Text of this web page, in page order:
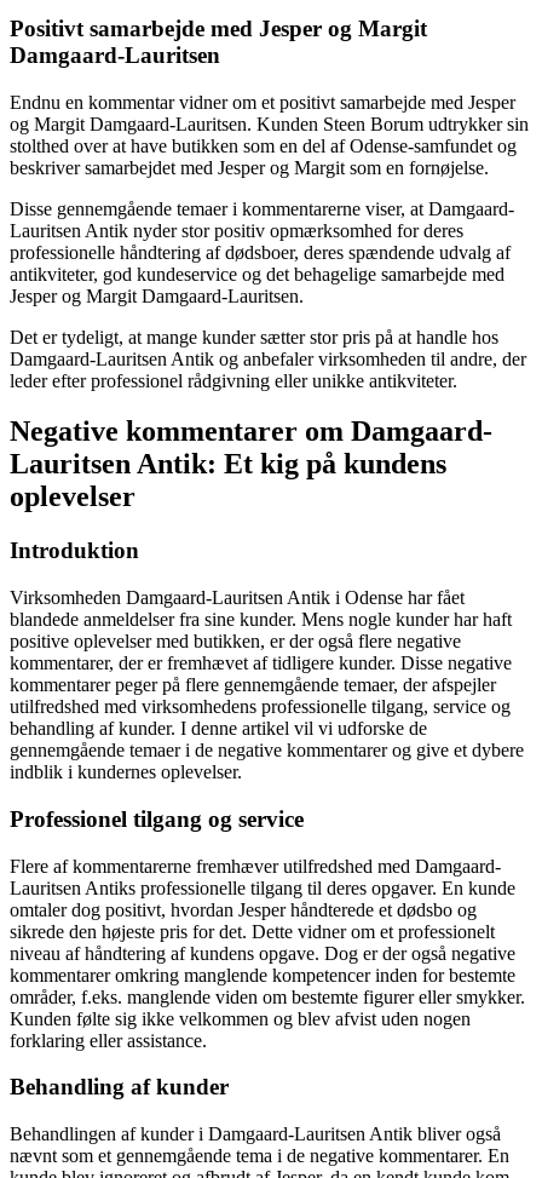
Positivt samarbejde med Jesper og Margit
Damgaard-Lauritsen
Endnu en kommentar vidner om et positivt samarbejde med Jesper
og Margit Damgaard-Lauritsen. Kunden Steen Borum udtrykker sin
stolthed over at have butikken som en del af Odense-samfundet og
beskriver samarbejdet med Jesper og Margit som en fornøjelse.
Disse gennemgående temaer i kommentarerne viser, at Damgaard-
Lauritsen Antik nyder stor positiv opmærksomhed for deres
professionelle håndtering af dødsboer, deres spændende udvalg af
antikviteter, god kundeservice og det behagelige samarbejde med
Jesper og Margit Damgaard-Lauritsen.
Det er tydeligt, at mange kunder sætter stor pris på at handle hos
Damgaard-Lauritsen Antik og anbefaler virksomheden til andre, der
leder efter professionel rådgivning eller unikke antikviteter.
Negative kommentarer om Damgaard-
Lauritsen Antik: Et kig på kundens
oplevelser
Introduktion
Virksomheden Damgaard-Lauritsen Antik i Odense har fået
blandede anmeldelser fra sine kunder. Mens nogle kunder har haft
positive oplevelser med butikken, er der også flere negative
kommentarer, der er fremhævet af tidligere kunder. Disse negative
kommentarer peger på flere gennemgående temaer, der afspejler
utilfredshed med virksomhedens professionelle tilgang, service og
behandling af kunder. I denne artikel vil vi udforske de
gennemgående temaer i de negative kommentarer og give et dybere
indblik i kundernes oplevelser.
Professionel tilgang og service
Flere af kommentarerne fremhæver utilfredshed med Damgaard-
Lauritsen Antiks professionelle tilgang til deres opgaver. En kunde
omtaler dog positivt, hvordan Jesper håndterede et dødsbo og
sikrede den højeste pris for det. Dette vidner om et professionelt
niveau af håndtering af kundens opgave. Dog er der også negative
kommentarer omkring manglende kompetencer inden for bestemte
områder, f.eks. manglende viden om bestemte figurer eller smykker.
Kunden følte sig ikke velkommen og blev afvist uden nogen
forklaring eller assistance.
Behandling af kunder
Behandlingen af kunder i Damgaard-Lauritsen Antik bliver også
nævnt som et gennemgående tema i de negative kommentarer. En